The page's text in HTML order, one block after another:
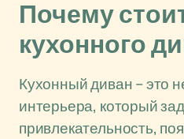
Почему
кухонного
Кухонный диван – это
интерьера, который
привлекательность,